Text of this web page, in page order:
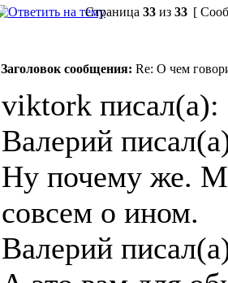
Страница 33 из 33 [
Заголовок сообщения: Re: О чем
viktork писал(а):
Валерий
Ну почему же.
совсем о ином.
Валерий